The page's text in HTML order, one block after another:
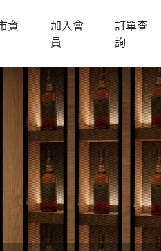
資
加入會
員
訂單查
詢